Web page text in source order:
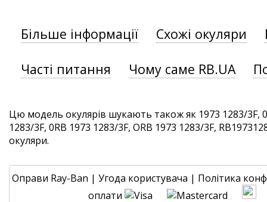
Більше інформації Схожі окуляри
Часті питання Чому саме RB.UA
Цю модель окулярів шукають також як 1973 1283/3F,
1283/3F, 0RB 1973 1283/3F, ORB 1973 1283/3F,
окуляри.
Оправи Ray-Ban | Угода користувача | Політика
оплати